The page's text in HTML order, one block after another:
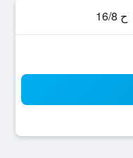
ح 16/8